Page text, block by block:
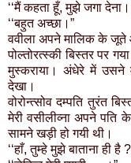
‘‘मैं कहता हूँ, मुझे जगा
‘‘बहुत अच्छा।”
ववीला अपने मालिक के
पोल्तोरत्स्की बिस्तर पर
मुस्कराया। अंधेरे में उसने
देखा।
वोरोन्त्सोव दम्पति तुरंत
मेरी वसीलीव्ना अपने
सामने खड़ी हो गयी थी।
‘‘हाँ, तुम्हे मुझे बाताना ही है